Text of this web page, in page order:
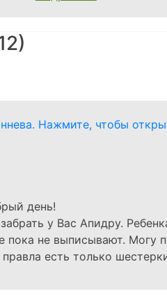
день!
у Вас Апидру.
пока не выписывают. Могу
есть только